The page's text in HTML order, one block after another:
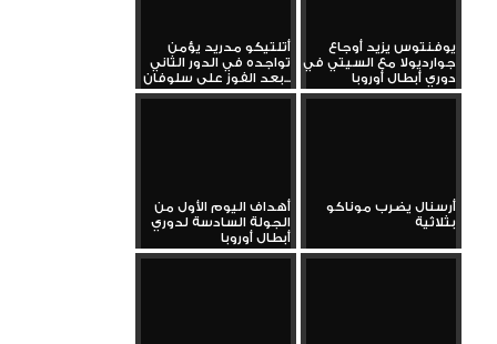
يوفنتوس يزيد أوجاع
جوارديولا مع السيتي في
دوري أبطال أوروبا
أتلتيكو مدريد يؤمن
تواجده في الدور الثاني
بعد الفوز على سلوفان...
أرسنال يضرب موناكو
بثلاثية
أهداف اليوم الأول من
الجولة السادسة لدوري
أبطال أوروبا